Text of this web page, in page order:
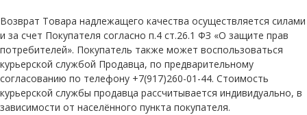
Возврат Товара надлежащего качества осуществляется силами
и за счет Покупателя согласно п.4 ст.26.1 ФЗ «О защите прав
потребителей». Покупатель также может воспользоваться
курьерской службой Продавца, по предварительному
согласованию по телефону +7(917)260-01-44. Стоимость
курьерской службы продавца рассчитывается индивидуально, в
зависимости от населённого пункта покупателя.